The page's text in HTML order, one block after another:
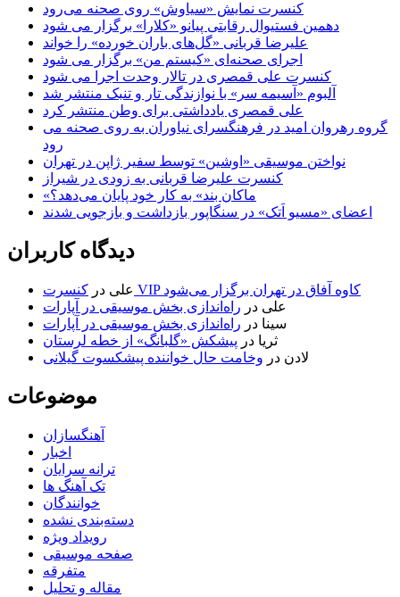
کنسرت‌ نمایش «سیاوش» روی صحنه می‌رود
دهمین فستیوال رقابتی پیانو «کلارا» برگزار می شود
علیرضا قربانی «گل‌های باران خورده» را خواند
اجرای صحنه‌ای «کیستم من» برگزار می شود
کنسرت علی قمصری در تالار وحدت اجرا می شود
آلبوم «آسیمه سر» با نوازندگی تار و تنبک منتشر شد
علی قمصری یادداشتی برای وطن منتشر کرد
گروه رهروان امید در فرهنگسرای نیاوران به روی صحنه می
رود
نواختن موسیقی «اوشین» توسط سفیر ژاپن در تهران
کنسرت علیرضا قربانی به زودی در شیراز
«ماکان بند» به کار خود پایان می‌دهد؟
اعضای «مسیو اَتک» در سنگاپور بازداشت و بازجویی شدند
دیدگاه کاربران
علی در
کنسرت VIP کاوه آفاق در تهران برگزار می‌شود
علی در راه‌اندازی بخش موسیقی در آپارات
سینا در راه‌اندازی بخش موسیقی در آپارات
ثریا در پیشکش «گلبانگ» از خطه لرستان
لادن در وخامت حال خواننده پیشکسوت گیلانی
موضوعات
آهنگسازان
اخبار
ترانه سرایان
تک آهنگ ها
خوانندگان
دسته‌بندی نشده
رویداد ویژه
صفحه موسیقی
متفرقه
مقاله و تحلیل